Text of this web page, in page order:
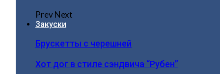
PrevNext
Закуски
Брускетты с черешней
Хот дог в стиле сэндвича “Рубен”